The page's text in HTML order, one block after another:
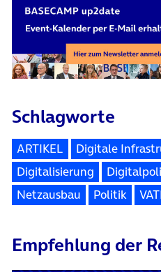
Schlagworte
ARTIKEL Digitale
Digitalisierung
Netzausbau
Politik
Empfehlung der